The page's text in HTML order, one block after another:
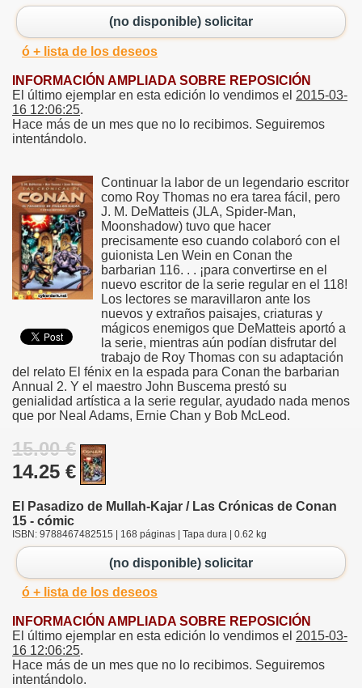
(no disponible) solicitar
ó + lista de los deseos
INFORMACIÓN AMPLIADA SOBRE REPOSICIÓN
El último ejemplar en esta edición lo vendimos el 2015-03-
16 12:06:25.
Hace más de un mes que no lo recibimos. Seguiremos
intentándolo.
Continuar la labor de un legendario escritor
como Roy Thomas no era tarea fácil, pero
J. M. DeMatteis (JLA, Spider-Man,
Moonshadow) tuvo que hacer
precisamente eso cuando colaboró con el
guionista Len Wein en Conan the
barbarian 116. . . ¡para convertirse en el
nuevo escritor de la serie regular en el 118!
Los lectores se maravillaron ante los
nuevos y extraños paisajes, criaturas y
mágicos enemigos que DeMatteis aportó a
la serie, mientras aún podían disfrutar del
trabajo de Roy Thomas con su adaptación
del relato El fénix en la espada para Conan the barbarian
Annual 2. Y el maestro John Buscema prestó su
genialidad artística a la serie regular, ayudado nada menos
que por Neal Adams, Ernie Chan y Bob McLeod.
15.00 €
14.25 €
El Pasadizo de Mullah-Kajar / Las Crónicas de Conan
15 - cómic
ISBN: 9788467482515 | 168 páginas | Tapa dura | 0.62 kg
(no disponible) solicitar
ó + lista de los deseos
INFORMACIÓN AMPLIADA SOBRE REPOSICIÓN
El último ejemplar en esta edición lo vendimos el 2015-03-
16 12:06:25.
Hace más de un mes que no lo recibimos. Seguiremos
intentándolo.